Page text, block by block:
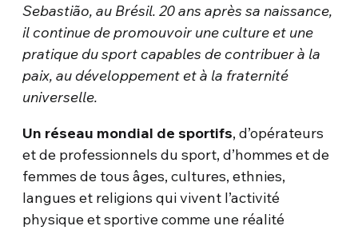
Sebastião, au Brésil. 20 ans après sa naissance,
il continue de promouvoir une culture et une
pratique du sport capables de contribuer à la
paix, au développement et à la fraternité
universelle.
Un réseau mondial de sportifs, d’opérateurs
et de professionnels du sport, d’hommes et de
femmes de tous âges, cultures, ethnies,
langues et religions qui vivent l’activité
physique et sportive comme une réalité